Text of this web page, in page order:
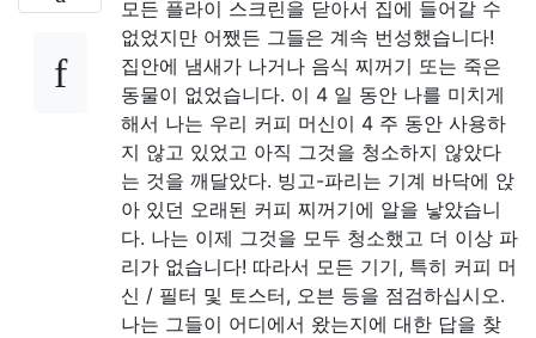
모든 플라이 스크린을 닫아서 집에 들어갈 수
없었지만 어쨌든 그들은 계속 번성했습니다!
집안에 냄새가 나거나 음식 찌꺼기 또는 죽은
동물이 없었습니다. 이 4 일 동안 나를 미치게
해서 나는 우리 커피 머신이 4 주 동안 사용하
지 않고 있었고 아직 그것을 청소하지 않았다
는 것을 깨달았다. 빙고-파리는 기계 바닥에 앉
아 있던 오래된 커피 찌꺼기에 알을 낳았습니
다. 나는 이제 그것을 모두 청소했고 더 이상 파
리가 없습니다! 따라서 모든 기기, 특히 커피 머
신 / 필터 및 토스터, 오븐 등을 점검하십시오.
나는 그들이 어디에서 왔는지에 대한 답을 찾